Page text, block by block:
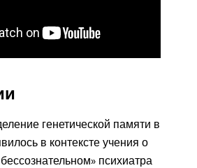
генетической памяти в
в контексте учения о
психиатра